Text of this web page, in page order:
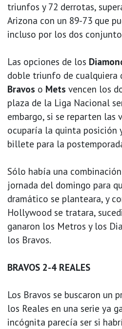
triunfos y 72 derrotas,
Arizona con un 89-73 que
incluso por los dos
Las opciones de los
doble triunfo de cualquiera
Bravos o Mets vencen los
plaza de la Liga Nacional
embargo, si se reparten las
ocuparía la quinta posición
billete para la
Sólo había una
jornada del domingo para
dramático se planteara, y
Hollywood se tratara,
ganaron los Metros y los
los Bravos.
BRAVOS 2-4 REALES
Los Bravos se buscaron un
los Reales en una serie ya
incógnita parecía ser si